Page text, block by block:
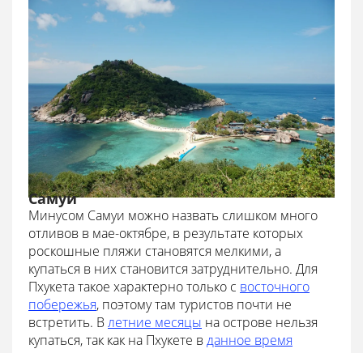
Самуи
Минусом Самуи можно назвать слишком много
отливов в мае-октябре, в результате которых
роскошные пляжи становятся мелкими, а
купаться в них становится затруднительно. Для
Пхукета такое характерно только с восточного
побережья, поэтому там туристов почти не
встретить. Влетние месяцы на острове нельзя
купаться, так как на Пхукете вданное время